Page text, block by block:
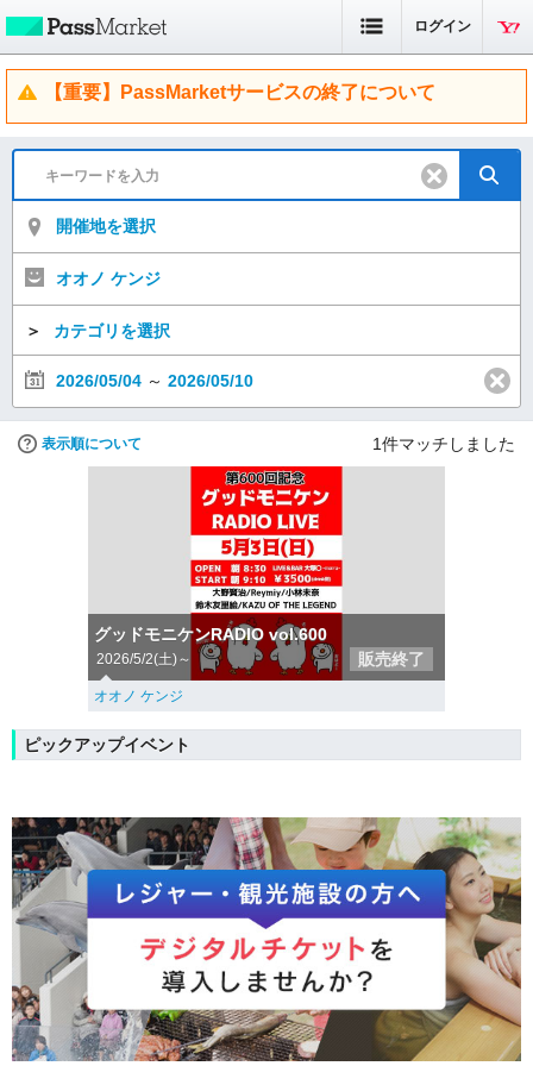
ログイン
【重要】PassMarketサービスの終了について
開催地を選択
オオノ ケンジ
＞ カテゴリを選択
2026/05/04 ～ 2026/05/10
表示順について 1件マッチしました
グッドモニケンRADIO vol.600
2026/5/2(土)～ 販売終了
オオノ ケンジ
ピックアップイベント